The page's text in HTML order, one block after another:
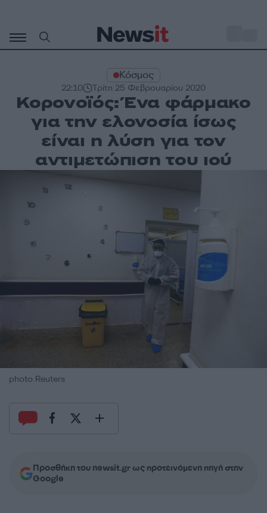
περιεχόμενο
Κόσμος
22:10 Τρίτη 25 Φεβρουαρίου 2020
Κορονoϊός: Ένα φάρμακο
για την ελονοσία ίσως
είναι η λύση για τον
αντιμετώπιση του ιού
photo Reuters
Προσθήκη του newsit.gr ως προτεινόμενη πηγή στην
Google